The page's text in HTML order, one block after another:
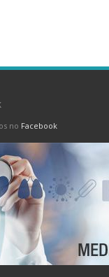
no Facebook